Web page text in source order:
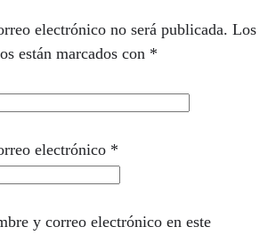
electrónico no será publicada. Los
están marcados con *
electrónico *
y correo electrónico en este